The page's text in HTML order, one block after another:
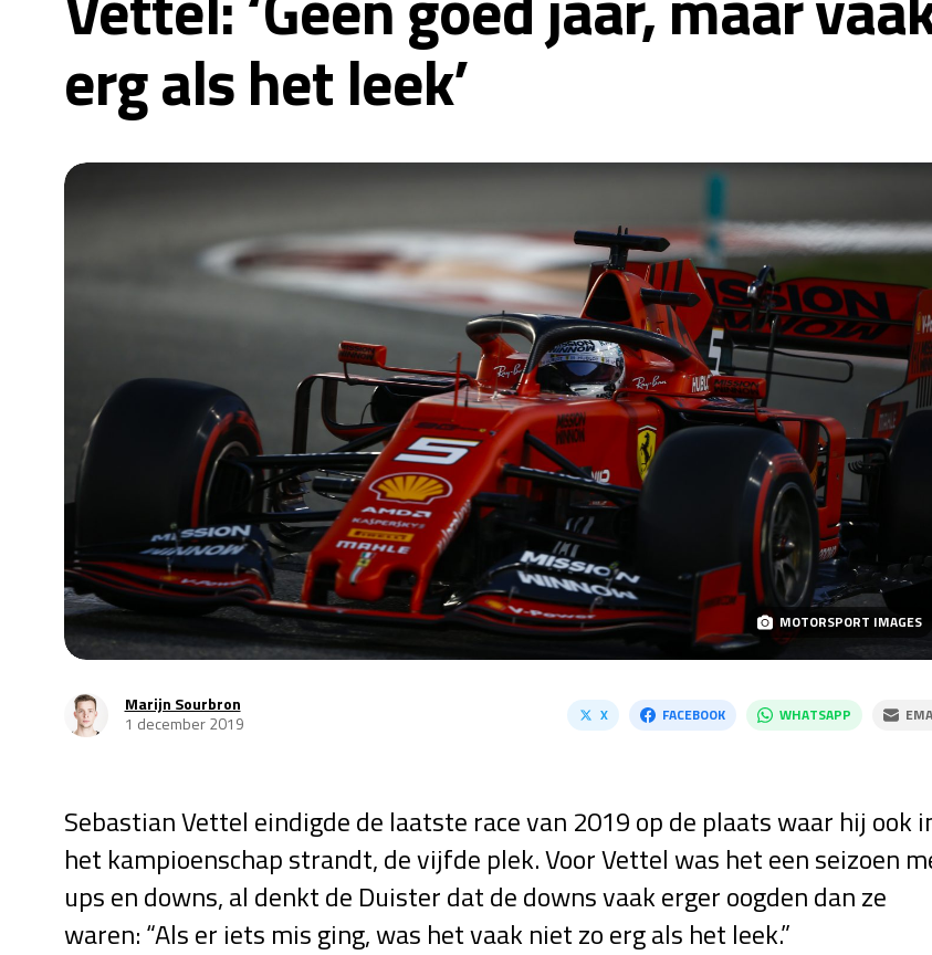
erg als het leek’
MOTORSPORT IMAGES
Marijn Sourbron
1 december 2019
X FACEBOOK WHATSAPP
Sebastian Vettel eindigde de laatste race van 2019 op de plaats waar hij ook
het kampioenschap strandt, de vijfde plek. Voor Vettel was het een seizoen
ups en downs, al denkt de Duister dat de downs vaak erger oogden dan ze
waren: “Als er iets mis ging, was het vaak niet zo erg als het leek.”